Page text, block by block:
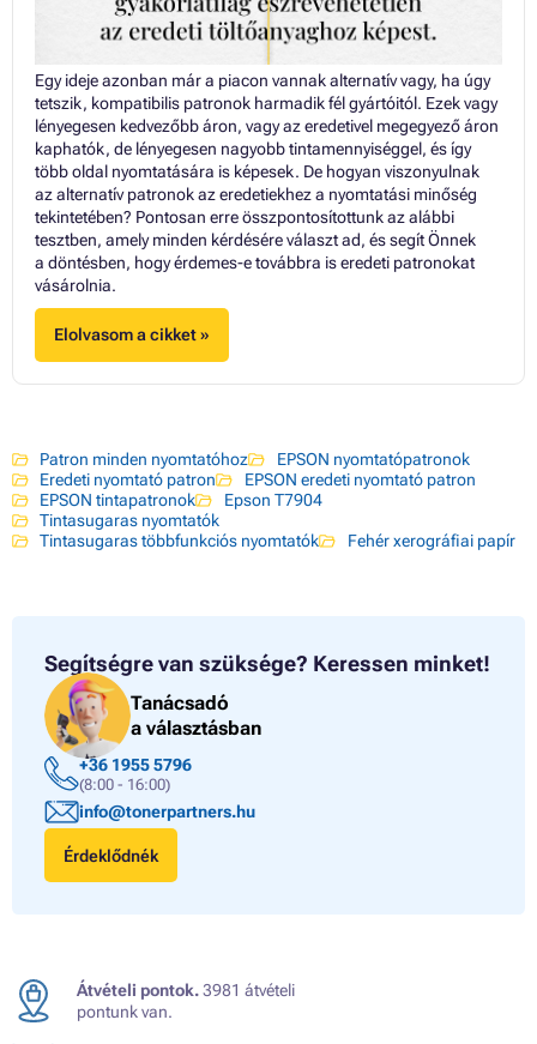
Egy ideje azonban már a piacon vannak alternatív vagy, ha úgy
tetszik, kompatibilis patronok harmadik fél gyártóitól. Ezek vagy
lényegesen kedvezőbb áron, vagy az eredetivel megegyező áron
kaphatók, de lényegesen nagyobb tintamennyiséggel, és így
több oldal nyomtatására is képesek. De hogyan viszonyulnak
az alternatív patronok az eredetiekhez a nyomtatási minőség
tekintetében? Pontosan erre összpontosítottunk az alábbi
tesztben, amely minden kérdésére választ ad, és segít Önnek
a döntésben, hogy érdemes-e továbbra is eredeti patronokat
vásárolnia.
Elolvasom a cikket »
Patron minden nyomtatóhoz
EPSON nyomtatópatronok
Eredeti nyomtató patron
EPSON eredeti nyomtató patron
EPSON tintapatronok
Epson T7904
Tintasugaras nyomtatók
Tintasugaras többfunkciós nyomtatók
Fehér xerográfiai papír
Segítségre van szüksége? Keressen minket!
Tanácsadó
a választásban
+36 1955 5796
(8:00 - 16:00)
info@tonerpartners.hu
Érdeklődnék
Átvételi pontok.3981 átvételi
pontunk van.